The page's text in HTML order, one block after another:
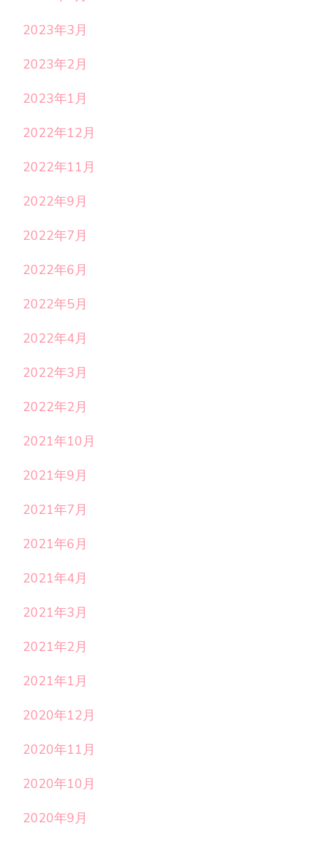
2023年3月
2023年2月
2023年1月
2022年12月
2022年11月
2022年9月
2022年7月
2022年6月
2022年5月
2022年4月
2022年3月
2022年2月
2021年10月
2021年9月
2021年7月
2021年6月
2021年4月
2021年3月
2021年2月
2021年1月
2020年12月
2020年11月
2020年10月
2020年9月